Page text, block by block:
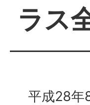
ラス
平成28年